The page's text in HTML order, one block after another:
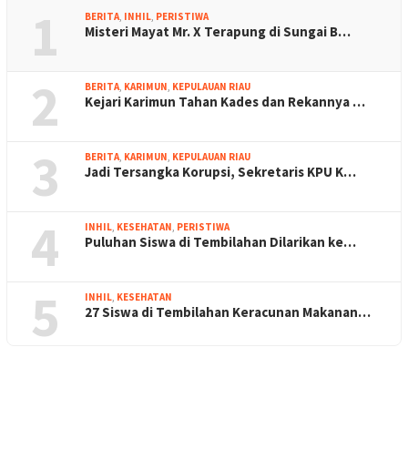
1 BERITA, INHIL, PERISTIWA
Misteri Mayat Mr. X Terapung di Sungai B…
2 BERITA, KARIMUN, KEPULAUAN RIAU
Kejari Karimun Tahan Kades dan Rekannya …
3 BERITA, KARIMUN, KEPULAUAN RIAU
Jadi Tersangka Korupsi, Sekretaris KPU K…
4 INHIL, KESEHATAN, PERISTIWA
Puluhan Siswa di Tembilahan Dilarikan ke…
5 INHIL, KESEHATAN
27 Siswa di Tembilahan Keracunan Makanan…